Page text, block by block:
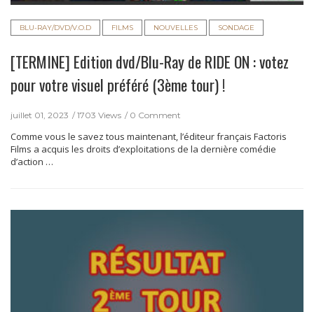
BLU-RAY/DVD/V.O.D FILMS NOUVELLES SONDAGE
[TERMINE] Edition dvd/Blu-Ray de RIDE ON : votez
pour votre visuel préféré (3ème tour) !
juillet 01, 2023 1703 Views 0 Comment
Comme vous le savez tous maintenant, l’éditeur français Factoris
Films a acquis les droits d’exploitations de la dernière comédie
d’action …